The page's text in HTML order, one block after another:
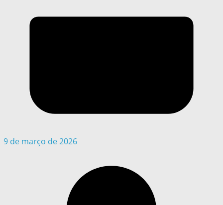
9 de março de 2026